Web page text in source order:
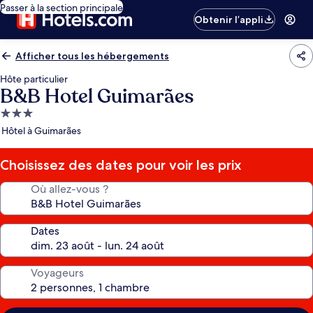
Passer à la section principale
Obtenir l’appli
Afficher tous les hébergements
Hôte particulier
B&B Hotel Guimarães
Hébergement
3.0 étoiles
Hôtel à Guimarães
Choisissez des dates pour voir les prix
Où allez-vous ?
Dates
Voyageurs